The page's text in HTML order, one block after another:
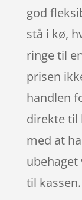
god
stå i kø,
ringe til
prisen
handlen
direkte til
med at
til kassen.